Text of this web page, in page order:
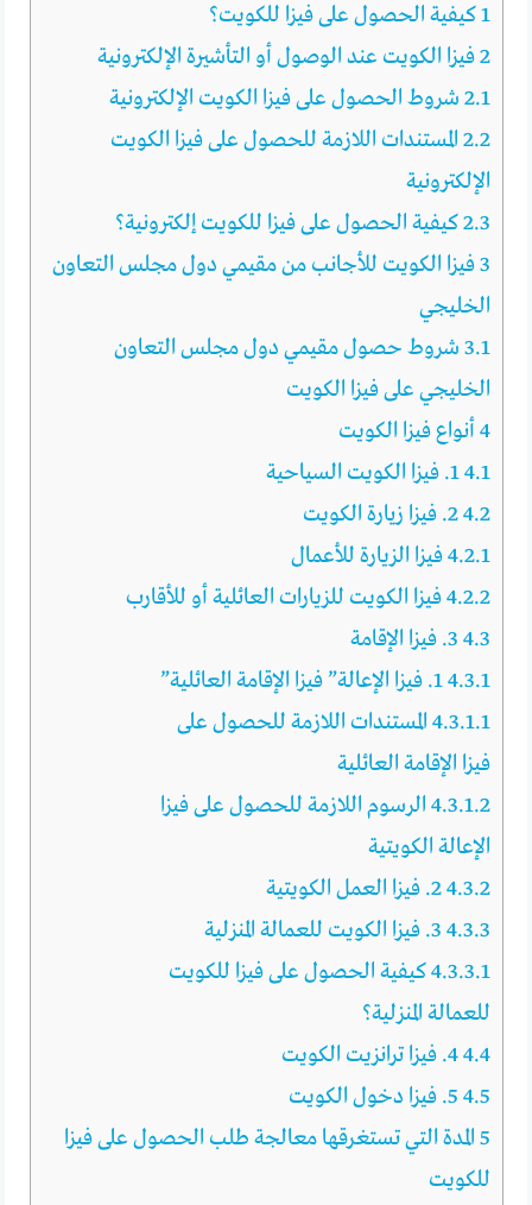
1كيفية الحصول على فيزا للكويت؟
2فيزا الكويت عند الوصول أو التأشيرة الإلكترونية
2.1 شروط الحصول على فيزا الكويت الإلكترونية
2.2 المستندات اللازمة للحصول على فيزا الكويت
الإلكترونية
2.3كيفية الحصول على فيزا للكويت إلكترونية؟
3فيزا الكويت للأجانب من مقيمي دول مجلس التعاون
الخليجي
3.1 شروط حصول مقيمي دول مجلس التعاون
الخليجي على فيزا الكويت
4 أنواع فيزا الكويت
4.11. فيزا الكويت السياحية
4.22. فيزا زيارة الكويت
4.2.1فيزا الزيارة للأعمال
4.2.2فيزا الكويت للزيارات العائلية أو للأقارب
4.3
4.3.11. فيزا الإعالة” فيزا الإقامة العائلية”
4.3.1.1 المستندات اللازمة للحصول على
فيزا الإقامة العائلية
4.3.1.2 الرسوم اللازمة للحصول على فيزا
الإعالة الكويتية
4.3.22. فيزا العمل الكويتية
4.3.3
4.3.3.1كيفية الحصول على فيزا للكويت
للعمالة المنزلية؟
4.44. فيزا ترانزيت الكويت
4.5
5 المدة التي تستغرقها معالجة طلب الحصول على فيزا
للكويت